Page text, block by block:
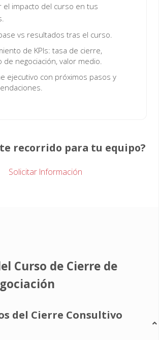
el impacto del curso en tus
vs resultados tras el curso.
de KPIs: tasa de cierre,
de negociación, valor medio.
ejecutivo con próximos pasos y
recorrido para tu equipo?
Solicitar Información
Curso de Cierre de
del Cierre Consultivo